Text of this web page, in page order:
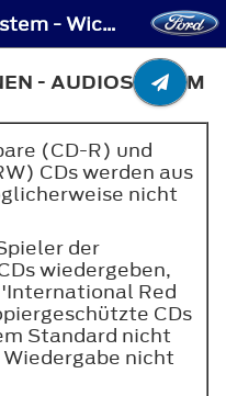
Einführung - Audiosystem - Wichtige Informationen - Audiosystem
- AUDIOSYSTEM
(CD-R) und
CDs werden aus
nicht
der
wiedergeben,
Red
CDs
Standard nicht
nicht